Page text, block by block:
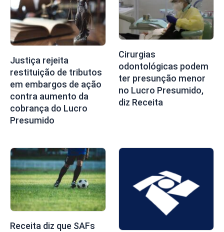
Justiça rejeita
restituição de tributos
em embargos de ação
contra aumento da
cobrança do Lucro
Presumido
Cirurgias
odontológicas podem
ter presunção menor
no Lucro Presumido,
diz Receita
Receita diz que SAFs